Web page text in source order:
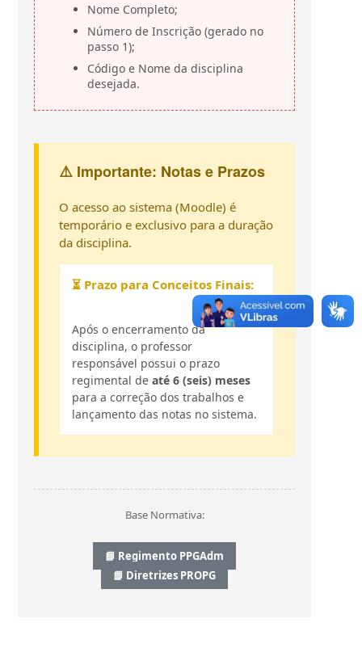
Nome Completo;
Número de Inscrição (gerado no
passo 1);
Código e Nome da disciplina
desejada.
⚠️ Importante: Notas e Prazos
O acesso ao sistema (Moodle) é
temporário e exclusivo para a duração
da disciplina.
⏳ Prazo para Conceitos Finais:
Após o encerramento da
disciplina, o professor
responsável possui o prazo
regimental deaté 6 (seis) meses
para a correção dos trabalhos e
lançamento das notas no sistema.
Base Normativa:
📘 Regimento PPGAdm
📗 Diretrizes PROPG